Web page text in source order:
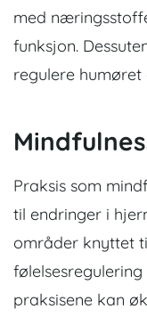
med
funksjon.
regulere humøret
Praksis som
til endringer i
områder knyttet
følelsesregulering
praksisene kan